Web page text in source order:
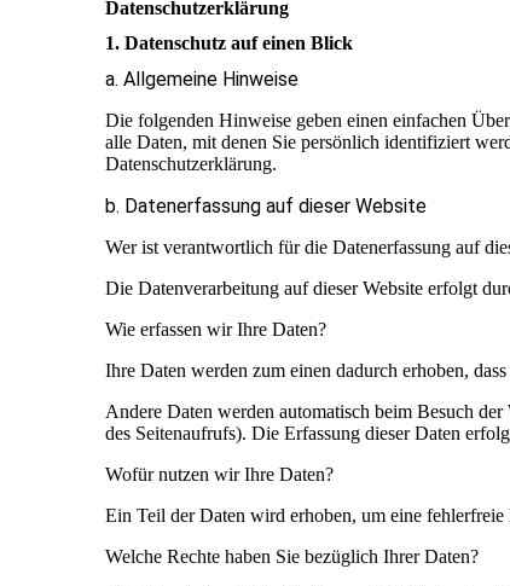
Datenschutzerklärung
1. Datenschutz auf einen Blick
a. Allgemeine Hinweise
Die folgenden Hinweise geben einen einfachen
alle Daten, mit denen Sie persönlich identifiziert
Datenschutzerklärung.
b. Datenerfassung auf dieser Website
Wer ist verantwortlich für die Datenerfassung auf
Die Datenverarbeitung auf dieser Website erfolgt
Wie erfassen wir Ihre Daten?
Ihre Daten werden zum einen dadurch erhoben,
Andere Daten werden automatisch beim Besuch
des Seitenaufrufs). Die Erfassung dieser Daten
Wofür nutzen wir Ihre Daten?
Ein Teil der Daten wird erhoben, um eine
Welche Rechte haben Sie bezüglich Ihrer Daten?